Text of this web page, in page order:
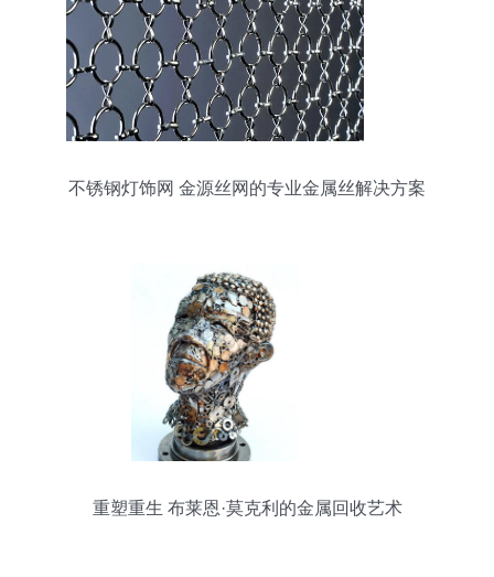
不锈钢灯饰网 金源丝网的专业金属丝解决方案
重塑重生 布莱恩·莫克利的金属回收艺术